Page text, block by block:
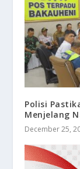
Polisi
Menjelang
December 25,